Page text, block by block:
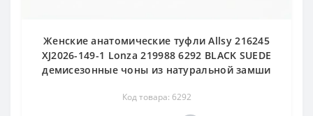
Женские анатомические туфли Allsy 216245
XJ2026-149-1 Lonza 219988 6292 BLACK SUEDE
демисезонные чоны из натуральной замши
Код товара: 6292